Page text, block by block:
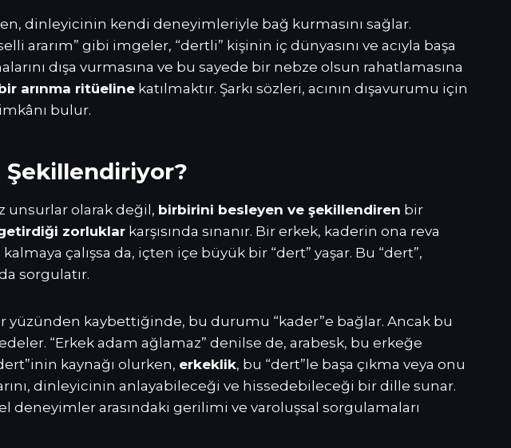
dinleyicinin kendi deneyimleriyle bağ kurmasını sağlar.
ararım” gibi imgeler, “dertli” kişinin iç dünyasını ve acıyla başa
dışa vurmasına ve bu sayede bir nebze olsun rahatlamasına
arınma ritüeline katılmaktır. Şarkı sözleri, acının dışavurumu için
bulur.
Şekillendiriyor?
unsurlar olarak değil, birbirini besleyen ve şekillendiren bir
zorluklar karşısında sınanır. Bir erkek, kaderin ona reva
çalışsa da, içten içe büyük bir “dert” yaşar. Bu “dert”,
sorgulatır.
yüzünden kaybettiğinde, bu durumu “kader”e bağlar. Ancak bu
“Erkek adam ağlamaz” denilse de, arabesk, bu erkeğe
kaynağı olurken, erkeklik, bu “dert”le başa çıkma veya onu
dinleyicinin anlayabileceği ve hissedebileceği bir dille sunar.
deneyimler arasındaki gerilimi ve varoluşsal sorgulamaları